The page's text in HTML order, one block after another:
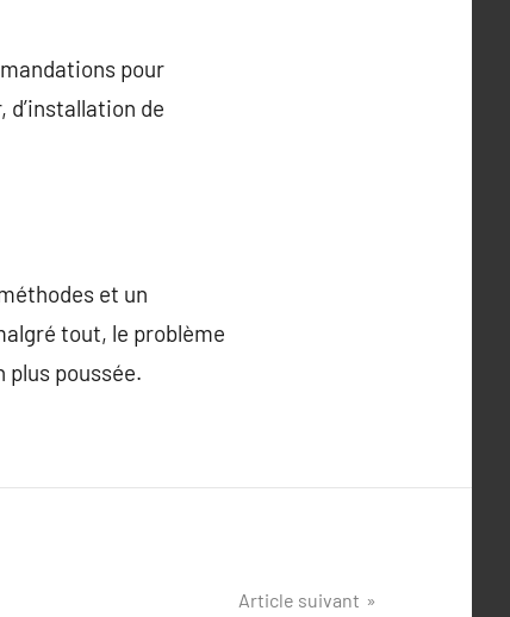
pour
d’installation de
et un
tout, le problème
poussée.
Article suivant